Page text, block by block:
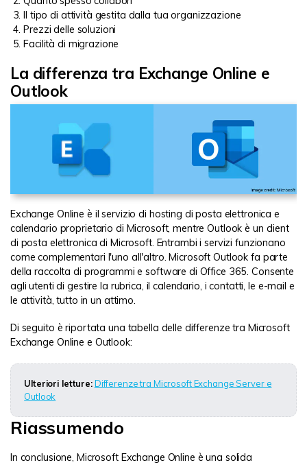
Il tipo di attività gestita dalla tua organizzazione
Prezzi delle soluzioni
Facilità di migrazione
La differenza tra Exchange Online e
Outlook
Exchange Online è il servizio di hosting di posta elettronica e
calendario proprietario di Microsoft, mentre Outlook è un client
di posta elettronica di Microsoft. Entrambi i servizi funzionano
come complementari l'uno all'altro. Microsoft Outlook fa parte
della raccolta di programmi e software di Office 365. Consente
agli utenti di gestire la rubrica, il calendario, i contatti, le e-mail e
le attività, tutto in un attimo.
Di seguito è riportata una tabella delle differenze tra Microsoft
Exchange Online e Outlook:
Ulteriori letture:Differenze tra Microsoft Exchange Server e
Outlook
Riassumendo
In conclusione, Microsoft Exchange Online è una solida